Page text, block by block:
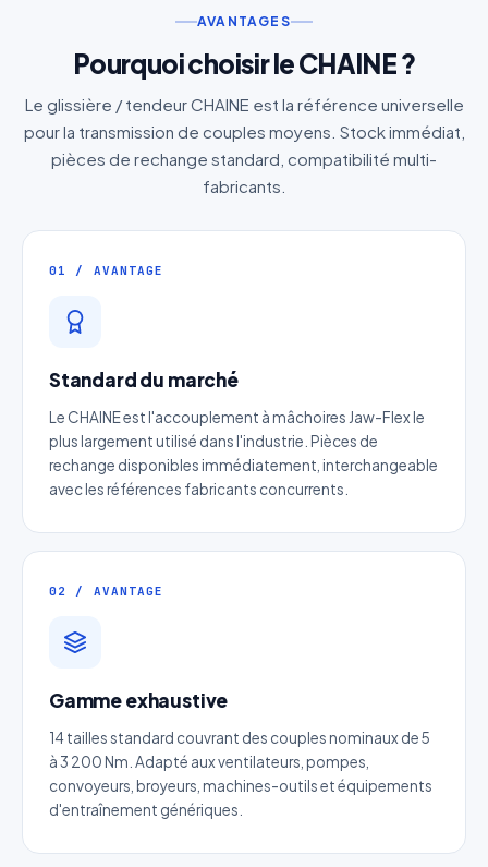
AVANTAGES
Pourquoi choisir le CHAINE ?
Le glissière / tendeur CHAINE est la référence universelle
pour la transmission de couples moyens. Stock immédiat,
pièces de rechange standard, compatibilité multi-
fabricants.
01 / AVANTAGE
Standard du marché
Le CHAINE est l'accouplement à mâchoires Jaw-Flex le
plus largement utilisé dans l'industrie. Pièces de
rechange disponibles immédiatement, interchangeable
avec les références fabricants concurrents.
02 / AVANTAGE
Gamme exhaustive
14 tailles standard couvrant des couples nominaux de 5
à 3 200 Nm. Adapté aux ventilateurs, pompes,
convoyeurs, broyeurs, machines-outils et équipements
d'entraînement génériques.
Devis Page179 : Tendeur linéaire à
patin pour chaine
Réponse sous 24h — Sans engagement